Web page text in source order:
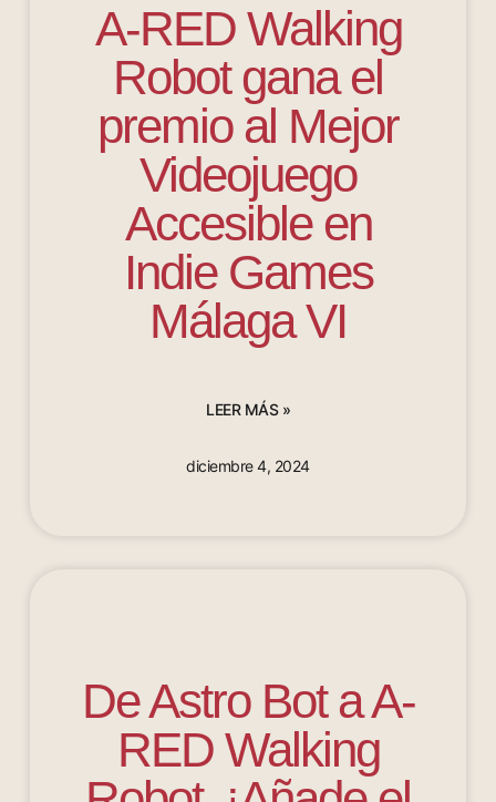
A-RED Walking
Robot gana el
premio al Mejor
Videojuego
Accesible en
Indie Games
Málaga VI
LEER MÁS »
diciembre 4, 2024
De Astro Bot a A-
RED Walking